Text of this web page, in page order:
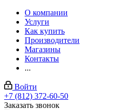
О компании
Услуги
Как купить
Производители
Магазины
Контакты
...
Войти
+7 (812) 372-60-50
Заказать звонок